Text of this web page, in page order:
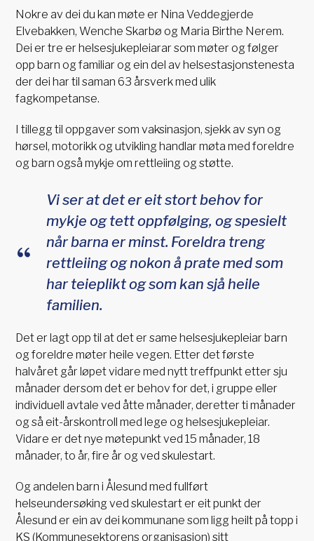
Nokre av dei du kan møte er Nina Veddegjerde
Elvebakken, Wenche Skarbø og Maria Birthe Nerem.
Dei er tre er helsesjukepleiarar som møter og følger
opp barn og familiar og ein del av helsestasjonstenesta
der dei har til saman 63 årsverk med ulik
fagkompetanse.
I tillegg til oppgaver som vaksinasjon, sjekk av syn og
hørsel, motorikk og utvikling handlar møta med foreldre
og barn også mykje om rettleiing og støtte.
Vi ser at det er eit stort behov for
mykje og tett oppfølging, og spesielt
når barna er minst. Foreldra treng
rettleiing og nokon å prate med som
har teieplikt og som kan sjå heile
familien.
Det er lagt opp til at det er same helsesjukepleiar barn
og foreldre møter heile vegen. Etter det første
halvåret går løpet vidare med nytt treffpunkt etter sju
månader dersom det er behov for det, i gruppe eller
individuell avtale ved åtte månader, deretter ti månader
og så eit-årskontroll med lege og helsesjukepleiar.
Vidare er det nye møtepunkt ved 15 månader, 18
månader, to år, fire år og ved skulestart.
Og andelen barn i Ålesund med fullført
helseundersøking ved skulestart er eit punkt der
Ålesund er ein av dei kommunane som ligg heilt på topp i
KS (Kommunesektorens organisasjon) sitt